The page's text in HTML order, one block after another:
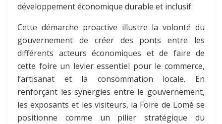
développement économique durable et inclusif.
Cette démarche proactive illustre la volonté du
gouvernement de créer des ponts entre les
différents acteurs économiques et de faire de
cette foire un levier essentiel pour le commerce,
l’artisanat et la consommation locale. En
renforçant les synergies entre le gouvernement,
les exposants et les visiteurs, la Foire de Lomé se
positionne comme un pilier stratégique du